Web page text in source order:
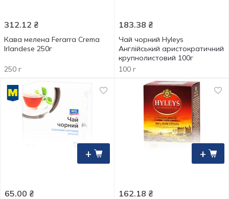
312.12 ₴
Кава мелена Ferarra Crema
Irlandese 250г
250 г
183.38 ₴
Чай чорний Hyleys
Англійський аристократичний
крупнолистовий 100г
100 г
+
65.00 ₴
+
162.18 ₴